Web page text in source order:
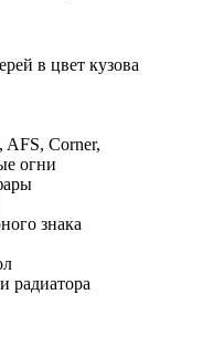
в цвет кузова
Corner,
огни
знака
радиатора